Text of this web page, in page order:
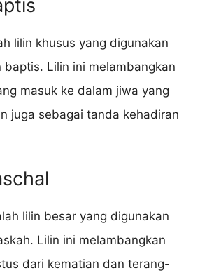
lilin khusus yang digunakan
baptis. Lilin ini melambangkan
masuk ke dalam jiwa yang
juga sebagai tanda kehadiran
lilin besar yang digunakan
Lilin ini melambangkan
dari kematian dan terang-